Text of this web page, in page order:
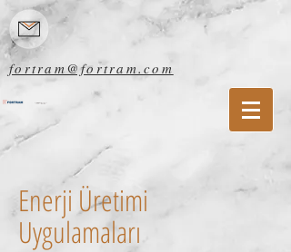
fortram@fortram.com
Enerji Üretimi
Uygulamaları